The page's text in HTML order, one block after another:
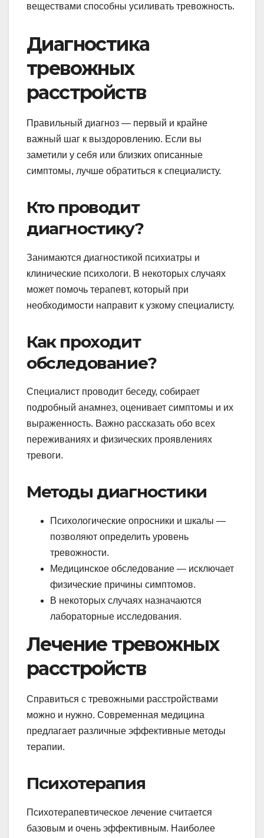
веществами способны усиливать тревожность.
Диагностика
тревожных
расстройств
Правильный диагноз — первый и крайне
важный шаг к выздоровлению. Если вы
заметили у себя или близких описанные
симптомы, лучше обратиться к специалисту.
Кто проводит
диагностику?
Занимаются диагностикой психиатры и
клинические психологи. В некоторых случаях
может помочь терапевт, который при
необходимости направит к узкому специалисту.
Как проходит
обследование?
Специалист проводит беседу, собирает
подробный анамнез, оценивает симптомы и их
выраженность. Важно рассказать обо всех
переживаниях и физических проявлениях
тревоги.
Методы диагностики
Психологические опросники и шкалы —
позволяют определить уровень
тревожности.
Медицинское обследование — исключает
физические причины симптомов.
В некоторых случаях назначаются
лабораторные исследования.
Лечение тревожных
расстройств
Справиться с тревожными расстройствами
можно и нужно. Современная медицина
предлагает различные эффективные методы
терапии.
Психотерапия
Психотерапевтическое лечение считается
базовым и очень эффективным. Наиболее